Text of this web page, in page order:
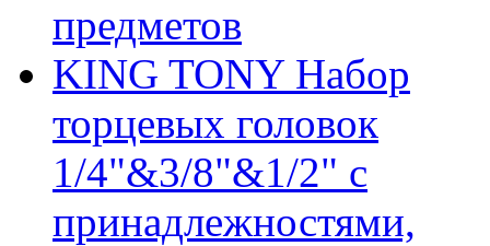
предметов
KING TONY Набор
торцевых головок
1/4"&3/8"&1/2" с
принадлежностями,